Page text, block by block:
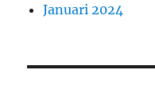
Januari 2024